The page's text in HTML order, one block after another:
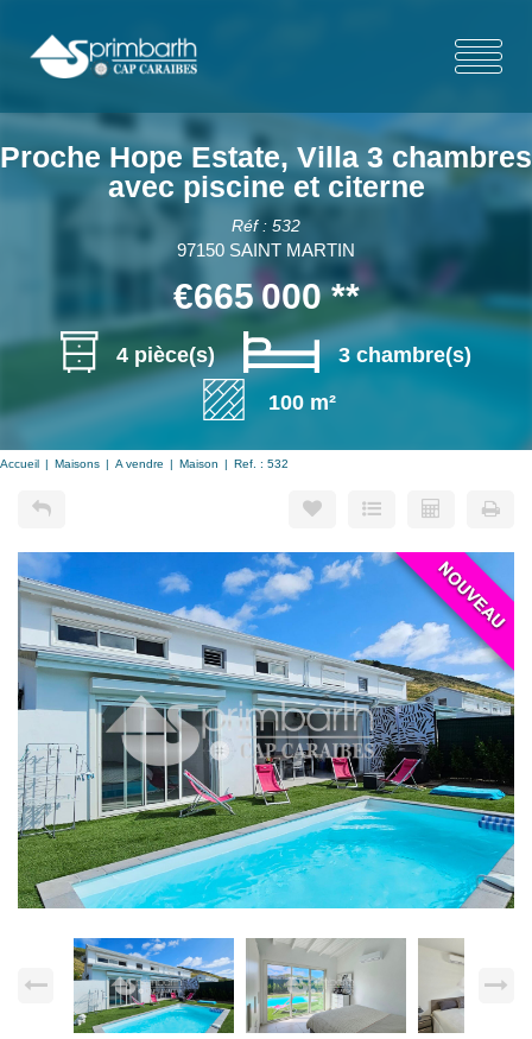
Proche Hope Estate, Villa 3 chambres
avec piscine et citerne
Réf : 532
97150 SAINT MARTIN
€665 000**
4 pièce(s)
3 chambre(s)
100 m²
Accueil Maisons A vendre Maison Ref. : 532